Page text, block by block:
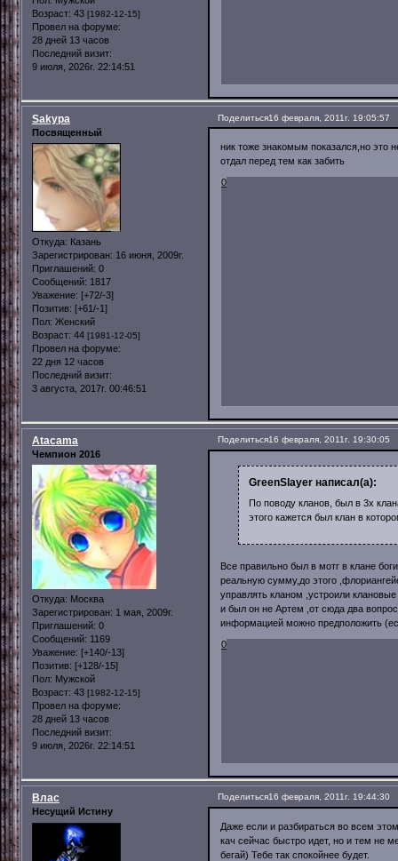
Возраст: 43 [1982-12-15]
Провел на форуме:
28 дней 13 часов
Последний визит:
9 июля, 2026г. 22:14:51
Поделиться16 февраля, 2011г. 19:05:57
Sakypa
Посвященный
Откуда: Казань
Зарегистрирован: 16 июня, 2009г.
Приглашений: 0
Сообщений: 1817
Уважение: [+72/-3]
Позитив: [+61/-1]
Пол: Женский
Возраст: 44 [1981-12-05]
Провел на форуме:
22 дня 12 часов
Последний визит:
3 августа, 2017г. 00:46:51
ник тоже знакомым показался,но это
отдал перед тем как забить
0
Поделиться16 февраля, 2011г. 19:30:05
Atacama
Чемпион 2016
Откуда: Москва
Зарегистрирован: 1 мая, 2009г.
Приглашений: 0
Сообщений: 1169
Уважение: [+140/-13]
Позитив: [+128/-15]
Пол: Мужской
Возраст: 43 [1982-12-15]
Провел на форуме:
28 дней 13 часов
Последний визит:
9 июля, 2026г. 22:14:51
GreenSlayer написал(а):
По поводу кланов, был в 3х
этого кажется был клан в
Все правильно был в мотг в клане
реальную сумму,до этого
управлять кланом ,устроили
и был он не Артем ,от сюда два
информацией можно предположить
0
Поделиться16 февраля, 2011г. 19:44:30
Влас
Несущий Истину
Даже если и разбираться во всем
кач сейчас быстро идет, но и тем не
бегай) Тебе так спокойнее будет.